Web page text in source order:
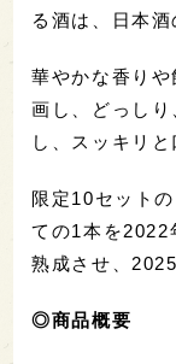
る酒は、日本酒
華やかな香り
画し、どっし
し、スッキリ
限定10セット
ての1本を2022
熟成させ、
◎商品概要